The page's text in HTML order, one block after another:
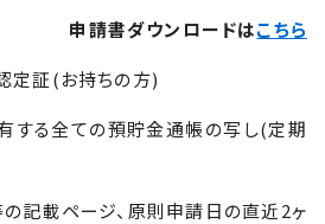
申請書ダウンロードはこちら
定証(お持ちの方)
する全ての預貯金通帳の写し(定期
記載ページ、原則申請日の直近2ヶ